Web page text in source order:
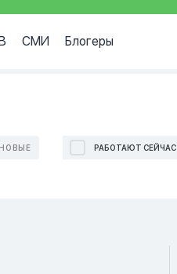
СМИ Блогеры
НОВЫЕ РАБОТАЮТ СЕЙЧАС